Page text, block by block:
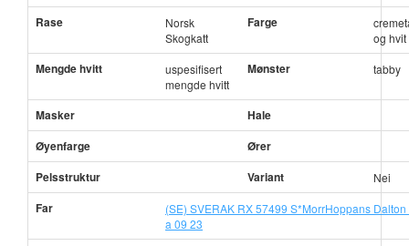
Rase
Norsk
Skogkatt
Farge
og hvit
Mengde hvitt
uspesifisert
mengde hvitt
Mønster tabby
Masker
Hale
Øyenfarge
Ører
Pelsstruktur
Variant Nei
Far
(SE) SVERAK RX 57499 S*MorrHoppans Dalton
a 09 23